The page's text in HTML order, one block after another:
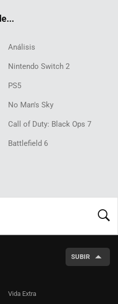
Análisis
Nintendo Switch 2
PS5
No Man's Sky
Call of Duty: Black Ops 7
Battlefield 6
SUBIR
Vida Extra